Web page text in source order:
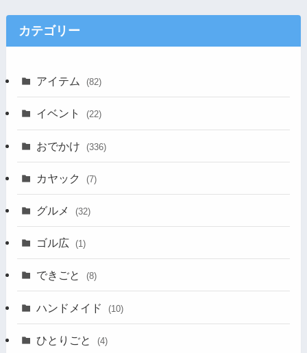
カテゴリー
アイテム (82)
イベント (22)
おでかけ (336)
カヤック (7)
グルメ (32)
ゴル広 (1)
できごと (8)
ハンドメイド (10)
ひとりごと (4)